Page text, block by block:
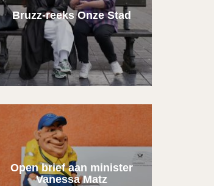
Bruzz-reeks Onze Stad
Open brief aan minister
Vanessa Matz